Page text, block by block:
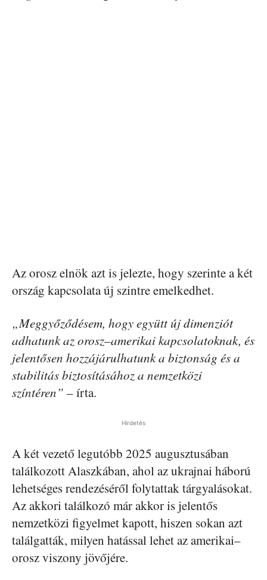
Az orosz elnök azt is jelezte, hogy szerinte a két
ország kapcsolata új szintre emelkedhet.
„Meggyőződésem, hogy együtt új dimenziót
adhatunk az orosz–amerikai kapcsolatoknak, és
jelentősen hozzájárulhatunk a biztonság és a
stabilitás biztosításához a nemzetközi
színtéren” – írta.
Hirdetés
A két vezető legutóbb 2025 augusztusában
találkozott Alaszkában, ahol az ukrajnai háború
lehetséges rendezéséről folytattak tárgyalásokat.
Az akkori találkozó már akkor is jelentős
nemzetközi figyelmet kapott, hiszen sokan azt
találgatták, milyen hatással lehet az amerikai–
orosz viszony jövőjére.